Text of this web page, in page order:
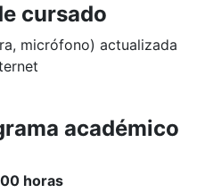
cursado
micrófono) actualizada
académico
horas